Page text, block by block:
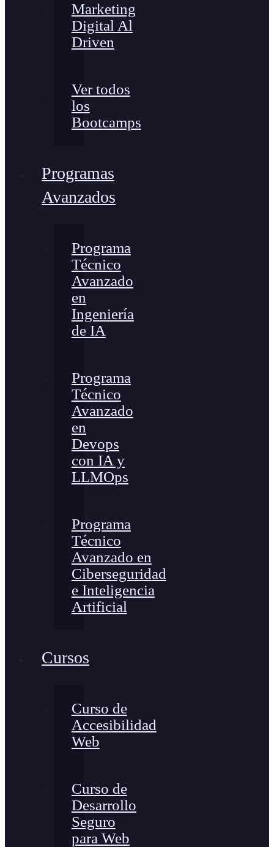
Marketing
Digital Al
Driven
Ver todos
los
Bootcamps
Programas
Avanzados
Programa
Técnico
Avanzado
en
Ingeniería
de IA
Programa
Técnico
Avanzado
en
Devops
con IA y
LLMOps
Programa
Técnico
Avanzado en
Ciberseguridad
e Inteligencia
Artificial
Cursos
Curso de
Accesibilidad
Web
Curso de
Desarrollo
Seguro
para Web